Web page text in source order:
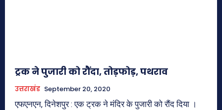
ट्रक ने पुजारी को रौंदा, तोड़फोड़, पथराव
उत्तराखंड September 20, 2020
एफएनएन, दिनेशपुर : एक ट्रक ने मंदिर के पुजारी को रौंद दिया ।